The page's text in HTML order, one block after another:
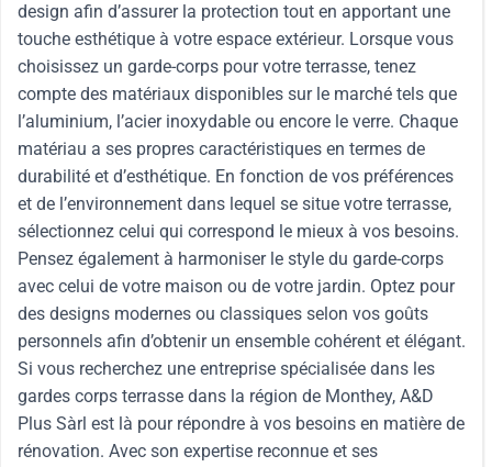
design afin d’assurer la protection tout en apportant une
touche esthétique à votre espace extérieur. Lorsque vous
choisissez un garde-corps pour votre terrasse, tenez
compte des matériaux disponibles sur le marché tels que
l’aluminium, l’acier inoxydable ou encore le verre. Chaque
matériau a ses propres caractéristiques en termes de
durabilité et d’esthétique. En fonction de vos préférences
et de l’environnement dans lequel se situe votre terrasse,
sélectionnez celui qui correspond le mieux à vos besoins.
Pensez également à harmoniser le style du garde-corps
avec celui de votre maison ou de votre jardin. Optez pour
des designs modernes ou classiques selon vos goûts
personnels afin d’obtenir un ensemble cohérent et élégant.
Si vous recherchez une entreprise spécialisée dans les
gardes corps terrasse dans la région de Monthey, A&D
Plus Sàrl est là pour répondre à vos besoins en matière de
rénovation. Avec son expertise reconnue et ses